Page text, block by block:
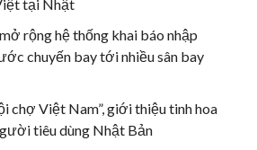
tại Nhật
rộng hệ thống khai báo nhập
chuyến bay tới nhiều sân bay
chợ Việt Nam”, giới thiệu tinh hoa
tiêu dùng Nhật Bản